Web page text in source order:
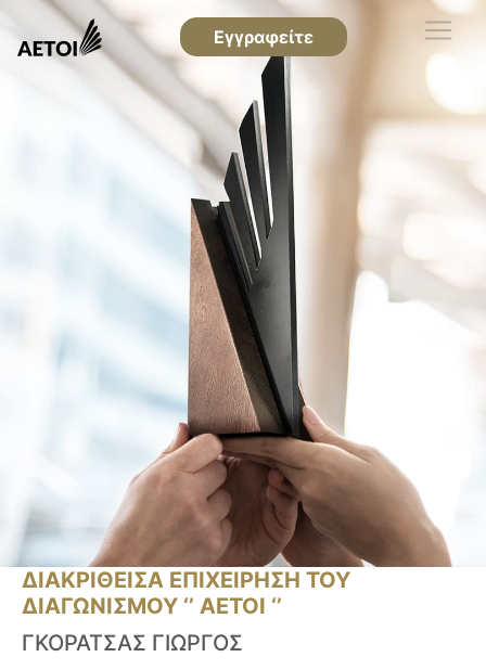
Εγγραφείτε
ΔΙΑΚΡΙΘΕΙΣΑ ΕΠΙΧΕΙΡΗΣΗ ΤΟΥ
ΔΙΑΓΩΝΙΣΜΟΥ ‘’ ΑΕΤΟΙ ‘’
ΓΚΟΡΑΤΣΑΣ ΓΙΩΡΓΟΣ